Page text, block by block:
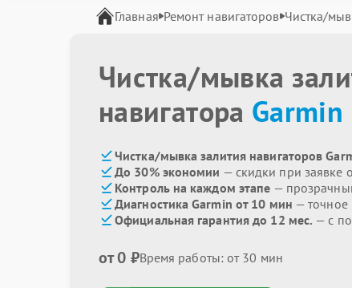
Главная Ремонт навигаторов Чистка/
Чистка/мывка
навигатора Garmin
Чистка/мывка залития навигаторов
До 30% экономии — скидки при заявке
Контроль на каждом этапе —
Диагностика Garmin от 10 мин — точное
Официальная гарантия до 12 мес. — с
от 0 ₽Время работы: от 30 мин